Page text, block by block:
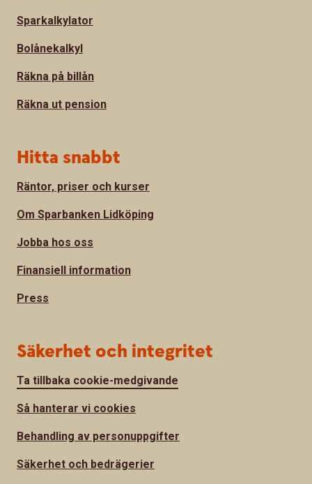
Sparkalkylator
Bolånekalkyl
Räkna på billån
Räkna ut pension
Hitta snabbt
Räntor, priser och kurser
Om Sparbanken Lidköping
Jobba hos oss
Finansiell information
Press
Säkerhet och integritet
Ta tillbaka cookie-medgivande
Så hanterar vi cookies
Behandling av personuppgifter
Säkerhet och bedrägerier